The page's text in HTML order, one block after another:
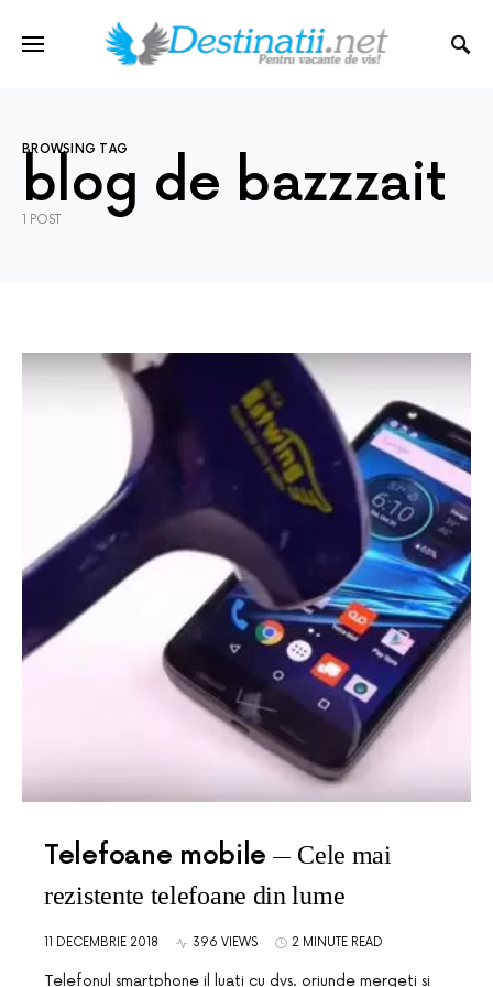
BROWSING TAG
blog de bazzzait
1 POST
Telefoane mobile
Cele mai
rezistente telefoane din lume
11 DECEMBRIE 2018 396 VIEWS 2 MINUTE READ
Telefonul smartphone il luati cu dvs. oriunde mergeti si